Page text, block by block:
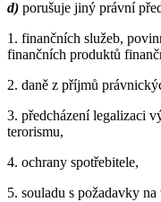
d) porušuje jiný právní
1. finančních služeb,
finančních produktů
2. daně z příjmů
3. předcházení legalizaci
terorismu,
4. ochrany spotřebitele,
5. souladu s požadavky